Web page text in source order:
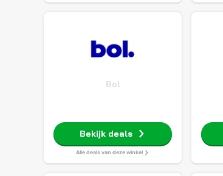
Bol
Bekijk deals
Alle deals van deze winkel